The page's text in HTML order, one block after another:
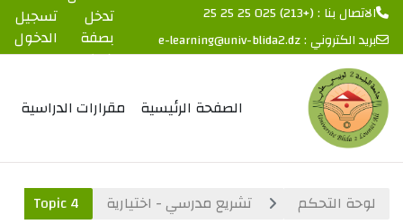
تخطى إلى المحتوى الرئيسي
الاتصال بنا : (+213) 025 25 25 25
بريد الكتروني :e-learning@univ-blida2.dz
تدخل
بصفة
ضيف
تسجيل
الدخول
الصفحة الرئيسية مقرارات الدراسية
لوحة التحكم تشريع مدرسي - اختيارية Topic 4